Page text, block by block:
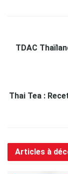
TDAC
Thai Tea :
Articles à